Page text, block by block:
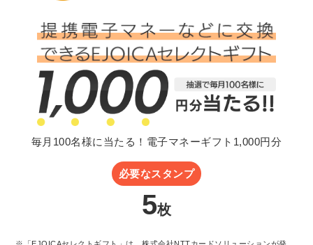
毎月100名様に当たる！電子マネーギフト1,000円分
必要なスタンプ
5枚